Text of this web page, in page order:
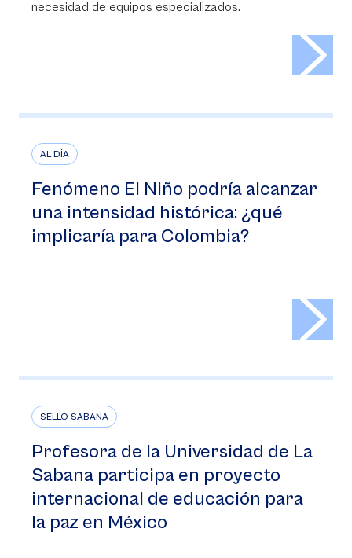
necesidad de equipos especializados.
AL DÍA
Fenómeno El Niño podría alcanzar
una intensidad histórica: ¿qué
implicaría para Colombia?
SELLO SABANA
Profesora de la Universidad de La
Sabana participa en proyecto
internacional de educación para
la paz en México